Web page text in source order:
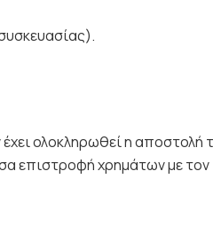
ολοκληρωθεί η αποστολή
επιστροφή χρημάτων με τον